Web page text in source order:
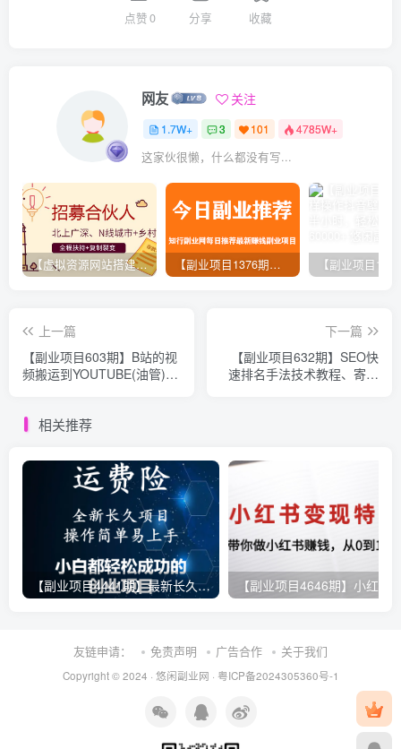
点赞0 分享 收藏
网友 关注
1.7W+ 3 101 4785W+
这家伙很懒，什么都没有写...
【虚拟资源网站搭建服务】加盟本站系统，做一个和本站一样的独立网站，躺赚的项目 【副业项目1376期】龟课最新闲鱼项目玩法实战教程_全新升级月收益几千到几万
上一篇
【副业项目603期】B站的视
频搬运到YOUTUBE(油管)，
下一篇
【副业项目632期】SEO快
速排名手法技术教程、寄生
相关推荐
【副业项目4441期】最新长久稳定暴利项目，运费险全新玩法，日赚1000（包含详细教程，全程指导）
友链申请： 免责声明 广告合作 关于我们
Copyright © 2024 · 悠闲副业网 · 粤ICP备2024305360号-1